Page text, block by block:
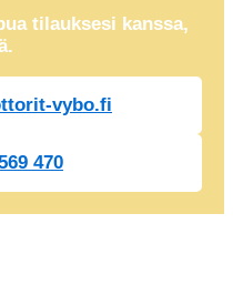
tilauksesi kanssa,
vybo.fi
470